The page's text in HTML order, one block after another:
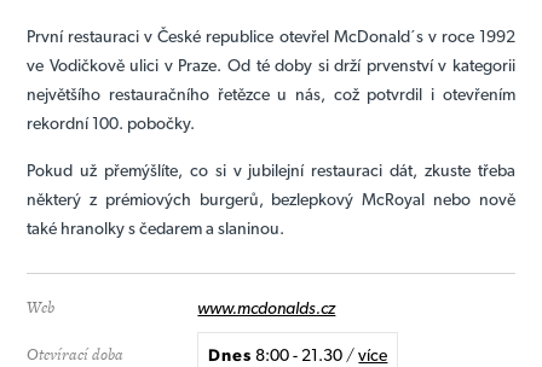
První restauraci v České republice otevřel McDonald´s v roce 1992
ve Vodičkově ulici v Praze. Od té doby si drží prvenství v kategorii
největšího restauračního řetězce u nás, což potvrdil i otevřením
rekordní 100. pobočky.
Pokud už přemýšlíte, co si v jubilejní restauraci dát, zkuste třeba
některý z prémiových burgerů, bezlepkový McRoyal nebo nově
také hranolky s čedarem a slaninou.
Web www.mcdonalds.cz
Otevírací doba Dnes 8:00 - 21.30 /více